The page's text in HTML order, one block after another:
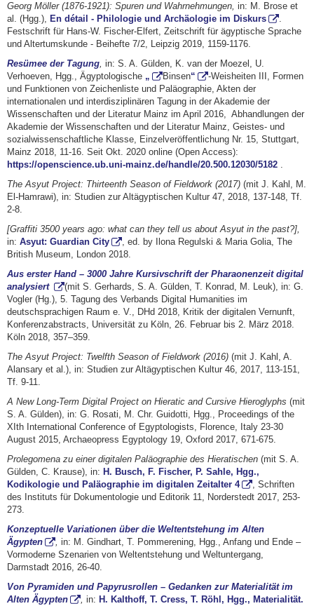
Georg Möller (1876-1921): Spuren und Wahrnehmungen, in: M. Brose et
al. (Hgg.), En détail - Philologie und Archäologie im Diskurs
.
Festschrift für Hans-W. Fischer-Elfert, Zeitschrift für ägyptische Sprache
und Altertumskunde - Beihefte 7/2, Leipzig 2019, 1159-1176.
Resümee der Tagung, in: S. A. Gülden, K. van der Moezel, U.
Verhoeven, Hgg., Ägyptologische „ Binsen“
-Weisheiten III, Formen
und Funktionen von Zeichenliste und Paläographie, Akten der
internationalen und interdisziplinären Tagung in der Akademie der
Wissenschaften und der Literatur Mainz im April 2016, Abhandlungen der
Akademie der Wissenschaften und der Literatur Mainz, Geistes- und
sozialwissenschaftliche Klasse, Einzelveröffentlichung Nr. 15, Stuttgart,
Mainz 2018, 11-16. Seit Okt. 2020 online (Open Access):
https://openscience.ub.uni-mainz.de/handle/20.500.12030/5182 .
The Asyut Project: Thirteenth Season of Fieldwork (2017) (mit J. Kahl, M.
El-Hamrawi), in: Studien zur Altägyptischen Kultur 47, 2018, 137-148, Tf.
2-8.
[Graffiti 3500 years ago: what can they tell us about Asyut in the past?],
in: Asyut: Guardian City
, ed. by Ilona Regulski & Maria Golia, The
British Museum, London 2018.
Aus erster Hand – 3000 Jahre Kursivschrift der Pharaonenzeit digital
analysiert
(mit S. Gerhards, S. A. Gülden, T. Konrad, M. Leuk), in: G.
Vogler (Hg.), 5. Tagung des Verbands Digital Humanities im
deutschsprachigen Raum e. V., DHd 2018, Kritik der digitalen Vernunft,
Konferenzabstracts, Universität zu Köln, 26. Februar bis 2. März 2018.
Köln 2018, 357–359.
The Asyut Project: Twelfth Season of Fieldwork (2016) (mit J. Kahl, A.
Alansary et al.), in: Studien zur Altägyptischen Kultur 46, 2017, 113-151,
Tf. 9-11.
A New Long-Term Digital Project on Hieratic and Cursive Hieroglyphs (mit
S. A. Gülden), in: G. Rosati, M. Chr. Guidotti, Hgg., Proceedings of the
XIth International Conference of Egyptologists, Florence, Italy 23-30
August 2015, Archaeopress Egyptology 19, Oxford 2017, 671-675.
Prolegomena zu einer digitalen Paläographie des Hieratischen (mit S. A.
Gülden, C. Krause), in: H. Busch, F. Fischer, P. Sahle, Hgg.,
Kodikologie und Paläographie im digitalen Zeitalter 4
, Schriften
des Instituts für Dokumentologie und Editorik 11, Norderstedt 2017, 253-
273.
Konzeptuelle Variationen über die Weltentstehung im Alten
Ägypten
, in: M. Gindhart, T. Pommerening, Hgg., Anfang und Ende –
Vormoderne Szenarien von Weltentstehung und Weltuntergang,
Darmstadt 2016, 26-40.
Von Pyramiden und Papyrusrollen – Gedanken zur Materialität im
Alten Ägypten
, in: H. Kalthoff, T. Cress, T. Röhl, Hgg., Materialität.